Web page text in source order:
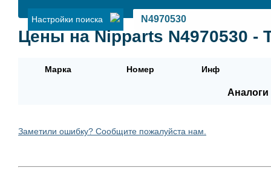
Настройки поиска
Цены на Nipparts N4970530 -
Марка Номер Инф
Аналоги
Заметили ошибку? Сообщите пожалуйста нам.